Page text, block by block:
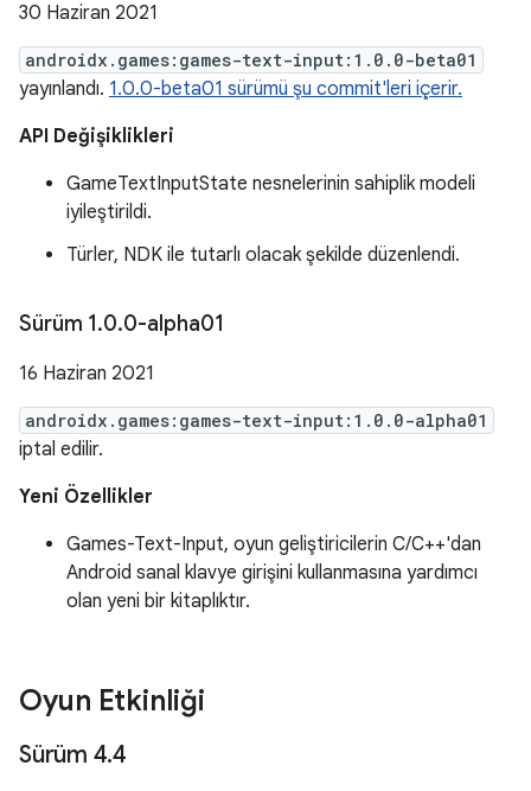
30 Haziran 2021
androidx.games:games-text-input:1.0.0-beta01
yayınlandı. 1.0.0-beta01 sürümü şu commit'leri içerir.
API Değişiklikleri
GameTextInputState nesnelerinin sahiplik modeli
iyileştirildi.
Türler, NDK ile tutarlı olacak şekilde düzenlendi.
Sürüm 1.0.0-alpha01
16 Haziran 2021
androidx.games:games-text-input:1.0.0-alpha01
iptal edilir.
Yeni Özellikler
Games-Text-Input, oyun geliştiricilerin C/C++'dan
Android sanal klavye girişini kullanmasına yardımcı
olan yeni bir kitaplıktır.
Oyun Etkinliği
Sürüm 4.4